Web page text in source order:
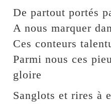
De partout portés
A nous marquer
Ces conteurs
Parmi nous ces
gloire
Sanglots et rires à